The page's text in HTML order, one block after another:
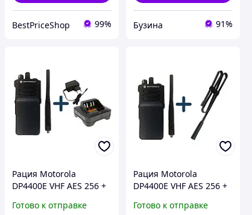
BestPriceShop 99% Бузина 91%
Рация Motorola
DP4400E VHF AES 256 +
Готово к отправке
Рация Motorola
DP4400E VHF AES 256 +
Готово к отправке